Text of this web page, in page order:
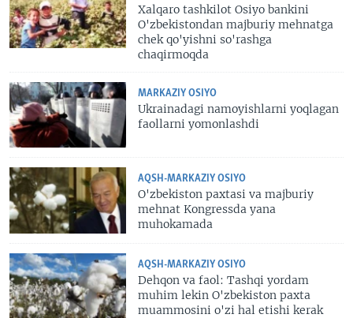
Xalqaro tashkilot Osiyo bankini
O'zbekistondan majburiy mehnatga
chek qo'yishni so'rashga
chaqirmoqda
MARKAZIY OSIYO
Ukrainadagi namoyishlarni yoqlagan
faollarni yomonlashdi
AQSH-MARKAZIY OSIYO
O'zbekiston paxtasi va majburiy
mehnat Kongressda yana
muhokamada
AQSH-MARKAZIY OSIYO
Dehqon va faol: Tashqi yordam
muhim lekin O'zbekiston paxta
muammosini o'zi hal etishi kerak